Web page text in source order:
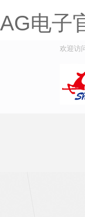
AG电子
欢迎访